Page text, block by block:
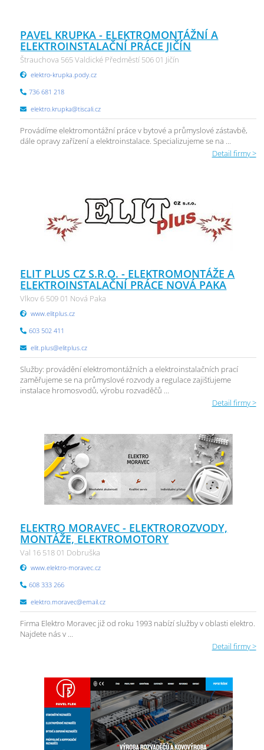
PAVEL KRUPKA - ELEKTROMONTÁŽNÍ A
ELEKTROINSTALAČNÍ PRÁCE JIČÍN
Štrauchova 565 Valdické Předměstí 506 01 Jičín
elektro-krupka.pody.cz
736 681 218
elektro.krupka@tiscali.cz
Provádíme elektromontážní práce v bytové a průmyslové zástavbě,
dále opravy zařízení a elektroinstalace. Specializujeme se na ...
Detail firmy >
ELIT PLUS CZ S.R.O. - ELEKTROMONTÁŽE A
ELEKTROINSTALAČNÍ PRÁCE NOVÁ PAKA
Vlkov 6 509 01 Nová Paka
www.elitplus.cz
603 502 411
elit.plus@elitplus.cz
Služby: provádění elektromontážních a elektroinstalačních prací
zaměřujeme se na průmyslové rozvody a regulace zajišťujeme
instalace hromosvodů, výrobu rozvaděčů ...
Detail firmy >
ELEKTRO MORAVEC - ELEKTROROZVODY,
MONTÁŽE, ELEKTROMOTORY
Val 16 518 01 Dobruška
www.elektro-moravec.cz
608 333 266
elektro.moravec@email.cz
Firma Elektro Moravec již od roku 1993 nabízí služby v oblasti elektro.
Najdete nás v ...
Detail firmy >